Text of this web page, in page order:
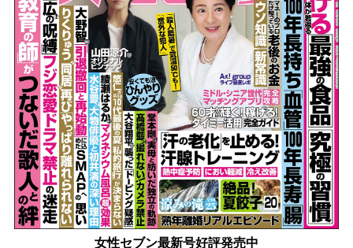
女性セブン最新号好評発売中